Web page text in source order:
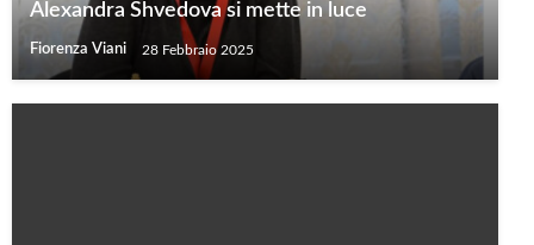
Alexandra Shvedova si mette in luce
Fiorenza Viani 28 Febbraio 2025